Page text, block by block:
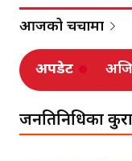
आजको चर्चामा
अपडेट
जनप्रतिनिधिका कुरा